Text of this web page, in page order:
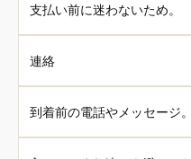
支払い前に迷わないため。
連絡
到着前の電話やメッセージ。